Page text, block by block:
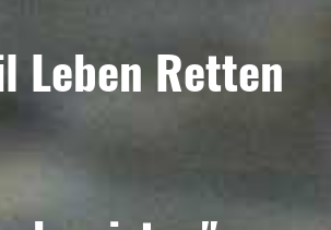
Leben Retten